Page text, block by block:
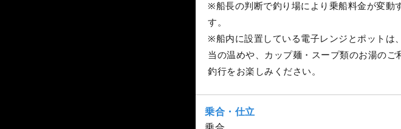
※船長の判断で釣り場により乗船料金が変動
す。
※船内に設置している電子レンジとポットは
当の温めや、カップ麺・スープ類のお湯の
釣行をお楽しみください。
乗合・仕立